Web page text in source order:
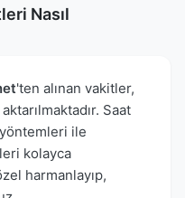
Nasıl
'ten alınan vakitler,
Saat
ile
kolayca
harmanlayıp,